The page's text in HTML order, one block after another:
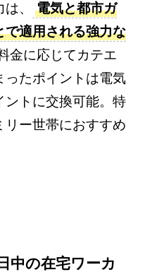
、
電気と都市ガ
で適用される強力な
金に応じてカテエ
ったポイントは電気
ントに交換可能。特
リー世帯におすすめ
中の在宅ワーカ